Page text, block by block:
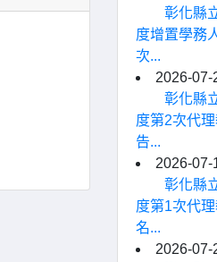
彰化縣
度增置學務
次...
2026-07-
彰化縣
度第2次代
告...
2026-07-
彰化縣
度第1次代
名...
2026-07-